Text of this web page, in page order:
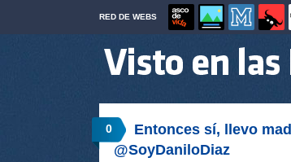
RED DE WEBS
0
Entonces sí, llevo
@SoyDaniloDiaz